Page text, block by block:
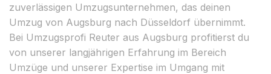
zuverlässigen Umzugsunternehmen, das deinen
Umzug von Augsburg nach Düsseldorf übernimmt.
Bei Umzugsprofi Reuter aus Augsburg profitierst du
von unserer langjährigen Erfahrung im Bereich
Umzüge und unserer Expertise im Umgang mit